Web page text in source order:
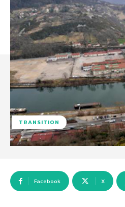
TRANSITION
Facebook X